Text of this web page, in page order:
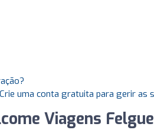
uma conta gratuita para gerir as
Viagens